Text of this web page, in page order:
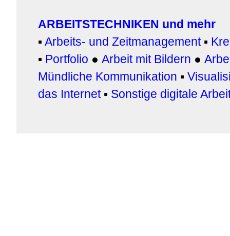
ARBEITSTECHNIKEN und mehr
▪ Arbeits- und Zeitmanagement▪
▪ Portfolio ● Arbeit mit Bildern ●
Mündliche Kommunikation ▪
das Internet▪ Sonstige digitale